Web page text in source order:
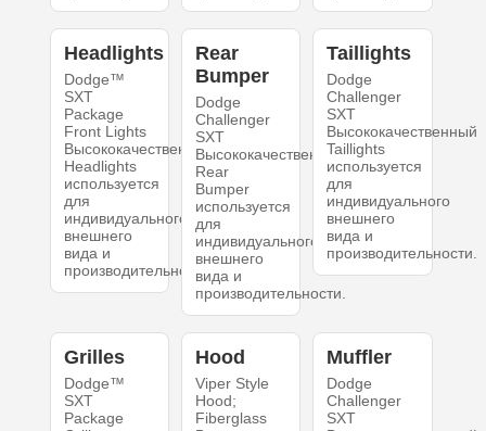
Headlights
Dodge™
SXT
Package
Front Lights
Высококачественный
Headlights
используется
для
индивидуального
внешнего
вида и
производительности.
Rear
Bumper
Dodge
Challenger
SXT
Высококачественный
Rear
Bumper
используется
для
индивидуального
внешнего
вида и
производительности.
Taillights
Dodge
Challenger
SXT
Высококачественный
Taillights
используется
для
индивидуального
внешнего
вида и
производительности.
Grilles
Dodge™
SXT
Package
Hood
Viper Style
Hood;
Fiberglass
Muffler
Dodge
Challenger
SXT